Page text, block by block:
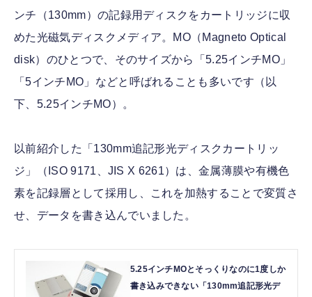
ンチ（130mm）の記録用ディスクをカートリッジに収
めた光磁気ディスクメディア。MO（Magneto Optical
disk）のひとつで、そのサイズから「5.25インチMO」
「5インチMO」などと呼ばれることも多いです（以
下、5.25インチMO）。
以前紹介した「130mm追記形光ディスクカートリッ
ジ」（ISO 9171、JIS X 6261）は、金属薄膜や有機色
素を記録層として採用し、これを加熱することで変質さ
せ、データを書き込んでいました。
5.25インチMOとそっくりなのに1度しか
書き込みできない「130mm追記形光デ